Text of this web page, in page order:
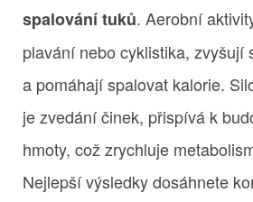
spalování tuků. Aerobní
plavání nebo cyklistika, zvyšují
a pomáhají spalovat kalorie.
je zvedání činek, přispívá k
hmoty, což zrychluje
Nejlepší výsledky dosáhnete